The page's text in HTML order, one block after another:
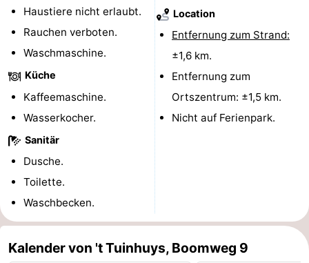
Route
-
Parken
Reisebuchshop
Medizin
Zeeland
Duiveland
-
Renesse
-
Haustiere nicht erlaubt.
Rauchen verboten.
Waschmaschine.
Küche
Kaffeemaschine.
Wasserkocher.
Sanitär
Dusche.
Toilette.
Waschbecken.
Location
Entfernung zum Strand:
±1,6 km.
Entfernung zum
Ortszentrum: ±1,5 km.
Nicht auf Ferienpark.
Kalender von 't Tuinhuys, Boomweg 9